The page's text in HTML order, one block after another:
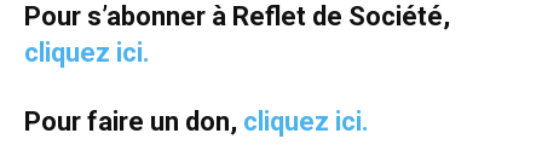
Pour s’abonner à Reflet de Société,
cliquez ici.
Pour faire un don, cliquez ici.